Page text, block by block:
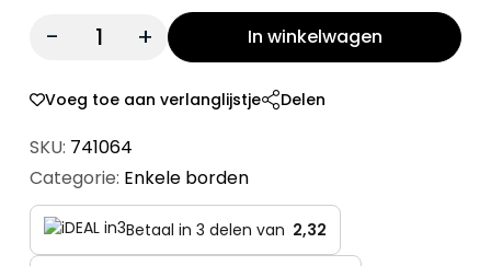
Quantity: In winkelwagen
Voeg toe aan verlanglijstje Delen
SKU: 741064
Categorie: Enkele borden
Betaal in 3 delen van 2,32